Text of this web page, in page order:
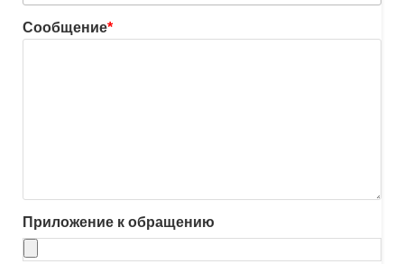
Сообщение*
Приложение к обращению